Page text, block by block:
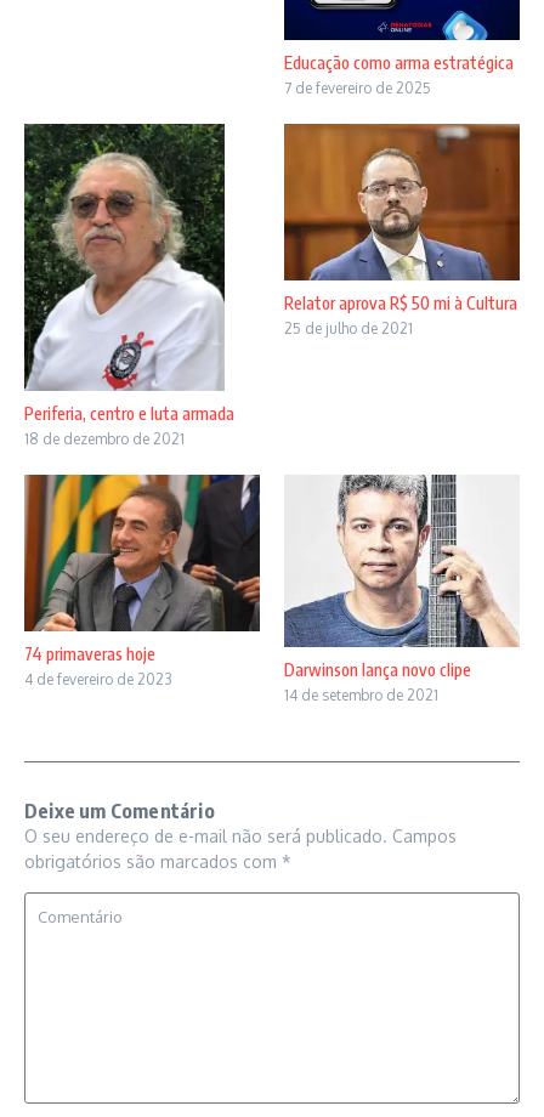
Educação como arma estratégica
7 de fevereiro de 2025
Periferia, centro e luta armada
18 de dezembro de 2021
Relator aprova R$ 50 mi à Cultura
25 de julho de 2021
74 primaveras hoje
4 de fevereiro de 2023 Darwinson lança novo clipe
14 de setembro de 2021
Deixe um Comentário
O seu endereço de e-mail não será publicado. Campos
obrigatórios são marcados com *